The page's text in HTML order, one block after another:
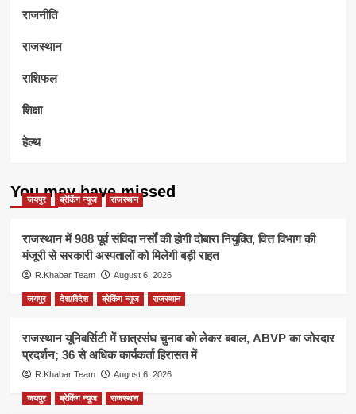
राजनीति
राजस्थान
राशिफल
शिक्षा
हेल्थ
You may have missed
जयपुर ब्रेकिंग न्यूज राजस्थान
राजस्थान में 988 पूर्व संविदा नर्सों की होगी दोबारा नियुक्ति, वित्त विभाग की
मंजूरी से सरकारी अस्पतालों को मिलेगी बड़ी राहत
R.Khabar Team August 6, 2026
जयपुर देश/विदेश ब्रेकिंग न्यूज राजस्थान
राजस्थान यूनिवर्सिटी में छात्रसंघ चुनाव को लेकर बवाल, ABVP का जोरदार
प्रदर्शन; 36 से अधिक कार्यकर्ता हिरासत में
R.Khabar Team August 6, 2026
जयपुर ब्रेकिंग न्यूज राजस्थान